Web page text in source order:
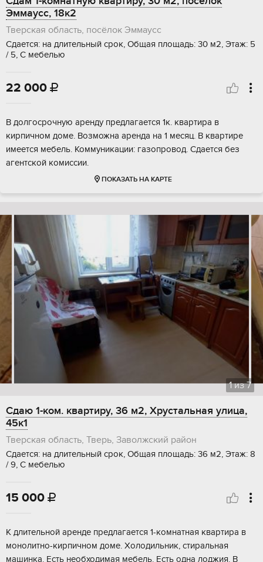
Эммаусс, 18к2
Тверская область, посёлок Эммаусс
Сдается: на длительный срок, Общая площадь: 30 м2, Этаж: 5
/ 5, С мебелью
22 000 
В долгосрочную аренду предлагается 1к. квартира в
кирпичном доме. Возможна аренда на 1 месяц. В квартире
имеется мебель. Коммуникации: газопровод. Сдается без
агентской комиссии.
ПОКАЗАТЬ НА КАРТЕ
1из7
Сдаю 1-ком. квартиру, 36 м2, Хрустальная улица,
45к1
Тверская область, Тверь, Заволжский район
Сдается: на длительный срок, Общая площадь: 36 м2, Этаж: 8
/ 9, С мебелью
15 000 
К длительной аренде предлагается 1-комнатная квартира в
монолитно-кирпичном доме. Холодильник, стиральная
машинка. Есть необходимая мебель. Есть одна лоджия. В